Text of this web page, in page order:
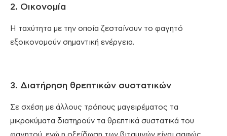
2. Οικονομία
Η ταχύτητα με την οποία ζεσταίνουν το φαγητό
εξοικονομούν σημαντική ενέργεια.
3. Διατήρηση θρεπτικών συστατικών
Σε σχέση με άλλους τρόπους μαγειρέματος τα
μικροκύματα διατηρούν τα θρεπτικά συστατικά του